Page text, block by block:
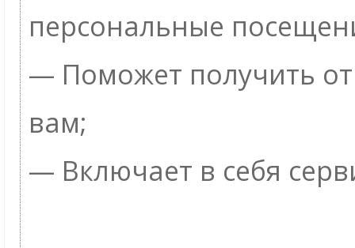
персональные
— Поможет получить
вам;
— Включает в себя